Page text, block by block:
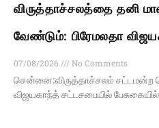
விருத்தாச்சலத்தை தனி
வேண்டும்: பிரேமலதா
07/08/2026
No Comments
சென்னை:விருத்தாச்சலம் சட்டமன்ற
விஜயகாந்த் சட்டசபையில்